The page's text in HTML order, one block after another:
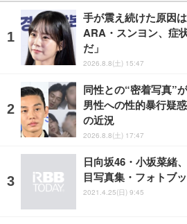
手が震え続けた原因
ARA・スンヨン、症
だ」
2026.8.8(土) 15:47
同性との“密着写真”
男性への性的暴行疑
の近況
2026.8.8(土) 17:47
日向坂46・小坂菜
目写真集・フォトブッ
2021.4.25(日) 9:45